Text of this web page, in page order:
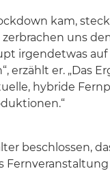
kam,
uns
irgendetwas auf
erzählt er. „Das
hybride
beschlossen,